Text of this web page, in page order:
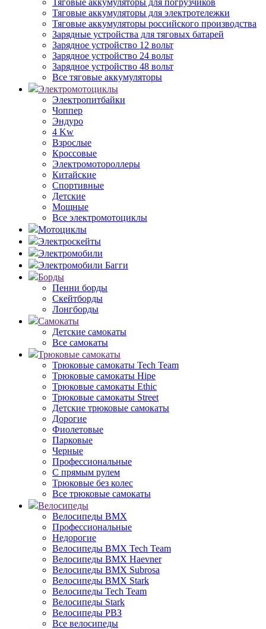
Тяговые аккумуляторы для погрузчиков
Тяговые аккумуляторы для электротележки
Тяговые аккумуляторы российского производства
Зарядные устройства для тяговых батарей
Зарядное устройство 12 вольт
Зарядное устройство 24 вольт
Зарядное устройство 48 вольт
Все тяговые аккумуляторы
Электромотоциклы
Электропитбайки
Чоппер
Эндуро
4 Kw
Взрослые
Кроссовые
Электромотороллеры
Китайские
Спортивные
Детские
Мощные
Все электромотоциклы
Мотоциклы
Электроскейты
Электромобили
Электромобили Багги
Борды
Пенни борды
Скейтборды
Лонгборды
Самокаты
Детские самокаты
Все самокаты
Трюковые самокаты
Трюковые самокаты Tech Team
Трюковые самокаты Hipe
Трюковые самокаты Ethic
Трюковые самокаты Street
Детские трюковые самокаты
Дорогие
Фиолетовые
Парковые
Черные
Профессиональные
С прямым рулем
Трюковые без колес
Все трюковые самокаты
Велосипеды
Велосипеды BMX
Профессиональные
Недорогие
Велосипеды BMX Tech Team
Велосипеды BMX Haevner
Велосипеды BMX Subrosa
Велосипеды BMX Stark
Велосипеды Tech Team
Велосипеды Stark
Велосипеды РВЗ
Все велосипеды